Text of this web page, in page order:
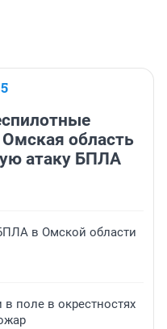
область
атаку БПЛА
в Омской области
поле в окрестностях